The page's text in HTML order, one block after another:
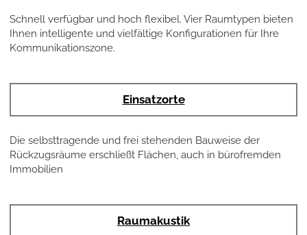
Schnell verfügbar und hoch flexibel. Vier Raumtypen bieten
Ihnen intelligente und vielfältige Konfigurationen für Ihre
Kommunikationszone.
Einsatzorte
Die selbsttragende und frei stehenden Bauweise der
Rückzugsräume erschließt Flächen, auch in bürofremden
Immobilien
Raumakustik